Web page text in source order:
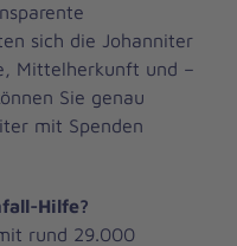
sich die Johanniter
Mittelherkunft und –
Sie genau
mit Spenden
Hilfe?
rund 29.000